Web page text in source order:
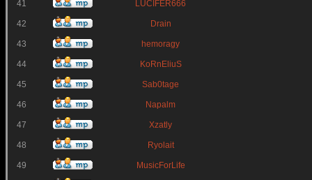
41 LUCIFER666
42 Drain
43 hemoragy
44 KoRnEliuS
45 Sab0tage
46 Napalm
47 Xzatly
48 Ryolait
49 MusicForLife